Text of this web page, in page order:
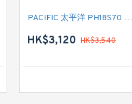
PACIFIC 太平洋 PH18S70 三面排風抽油煙機
HK$3,120 HK$3,540